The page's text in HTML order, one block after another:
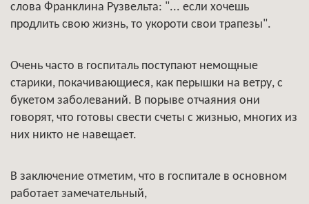
слова Франклина Рузвельта: "... если хочешь
продлить свою жизнь, то укороти свои трапезы".
Очень часто в госпиталь поступают немощные
старики, покачивающиеся, как перышки на ветру, с
букетом заболеваний. В порыве отчаяния они
говорят, что готовы свести счеты с жизнью, многих из
них никто не навещает.
В заключение отметим, что в госпитале в основном
работает замечательный,